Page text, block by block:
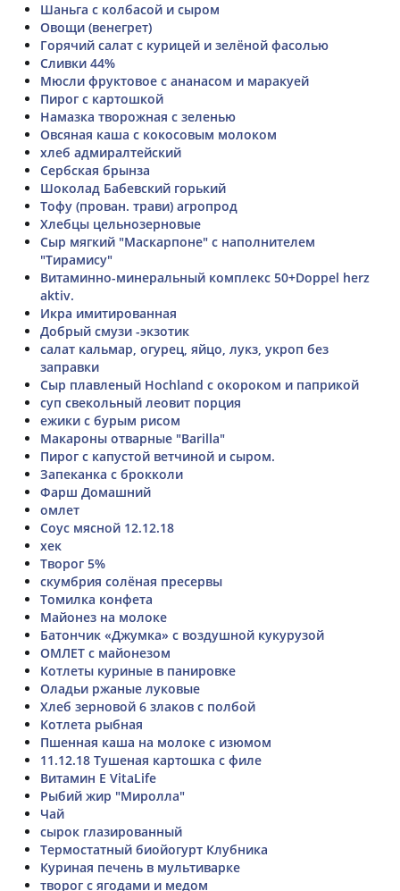
Шаньга с колбасой и сыром
Овощи (венегрет)
Горячий салат с курицей и зелёной фасолью
Сливки 44%
Мюсли фруктовое с ананасом и маракуей
Пирог с картошкой
Намазка творожная с зеленью
Овсяная каша с кокосовым молоком
хлеб адмиралтейский
Сербская брынза
Шоколад Бабевский горький
Тофу (прован. трави) агропрод
Хлебцы цельнозерновые
Сыр мягкий "Маскарпоне" с наполнителем
"Тирамису"
Витаминно-минеральный комплекс 50+Doppel herz
aktiv.
Икра имитированная
Добрый смузи -экзотик
салат кальмар, огурец, яйцо, лукз, укроп без
заправки
Сыр плавленый Hochland с окороком и паприкой
суп свекольный леовит порция
ежики с бурым рисом
Макароны отварные "Barilla"
Пирог с капустой ветчиной и сыром.
Запеканка с брокколи
Фарш Домашний
омлет
Соус мясной 12.12.18
хек
Творог 5%
скумбрия солёная пресервы
Томилка конфета
Майонез на молоке
Батончик «Джумка» с воздушной кукурузой
ОМЛЕТ с майонезом
Котлеты куриные в панировке
Оладьи ржаные луковые
Хлеб зерновой 6 злаков с полбой
Котлета рыбная
Пшенная каша на молоке с изюмом
11.12.18 Тушеная картошка с филе
Витамин E VitaLife
Рыбий жир "Миролла"
Чай
сырок глазированный
Термостатный биойогурт Клубника
Куриная печень в мультиварке
творог с ягодами и медом